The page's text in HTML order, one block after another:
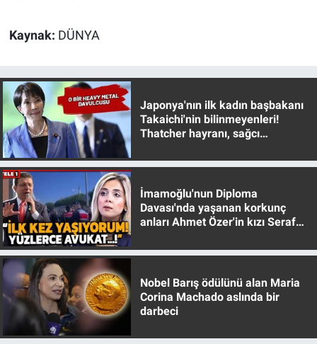
Kaynak: DÜNYA
Japonya'nın ilk kadın başbakanı
Takaichi'nin bilinmeyenleri!
Thatcher hayranı, sağcı
İmamoğlu'nun Diploma
Davası'nda yaşanan korkunç
anları Ahmet Özer'in kızı Seraf
Nobel Barış ödülünü alan Maria
Corina Machado aslında bir
darbeci